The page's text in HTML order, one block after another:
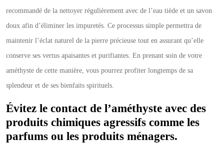
recommandé de la nettoyer régulièrement avec de l’eau tiède et un savon
doux afin d’éliminer les impuretés. Ce processus simple permettra de
maintenir l’éclat naturel de la pierre précieuse tout en assurant qu’elle
conserve ses vertus apaisantes et purifiantes. En prenant soin de votre
améthyste de cette manière, vous pourrez profiter longtemps de sa
splendeur et de ses bienfaits spirituels.
Évitez le contact de l’améthyste avec des
produits chimiques agressifs comme les
parfums ou les produits ménagers.